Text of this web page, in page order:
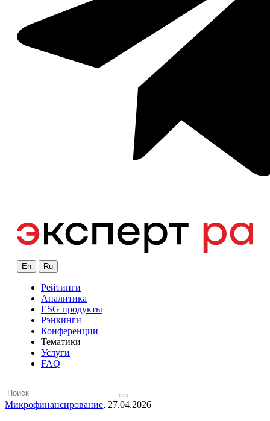
En Ru
Рейтинги
Аналитика
ESG продукты
Рэнкинги
Конференции
Тематики
Услуги
FAQ
Микрофинансирование, 27.04.2026